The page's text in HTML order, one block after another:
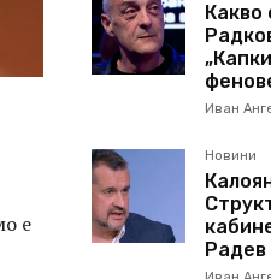
е
Какво
Иван
Новини
Радев